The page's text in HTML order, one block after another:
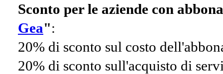
Sconto per le aziende con
Gea":
20% di sconto sul costo
20% di sconto sull'acquisto di